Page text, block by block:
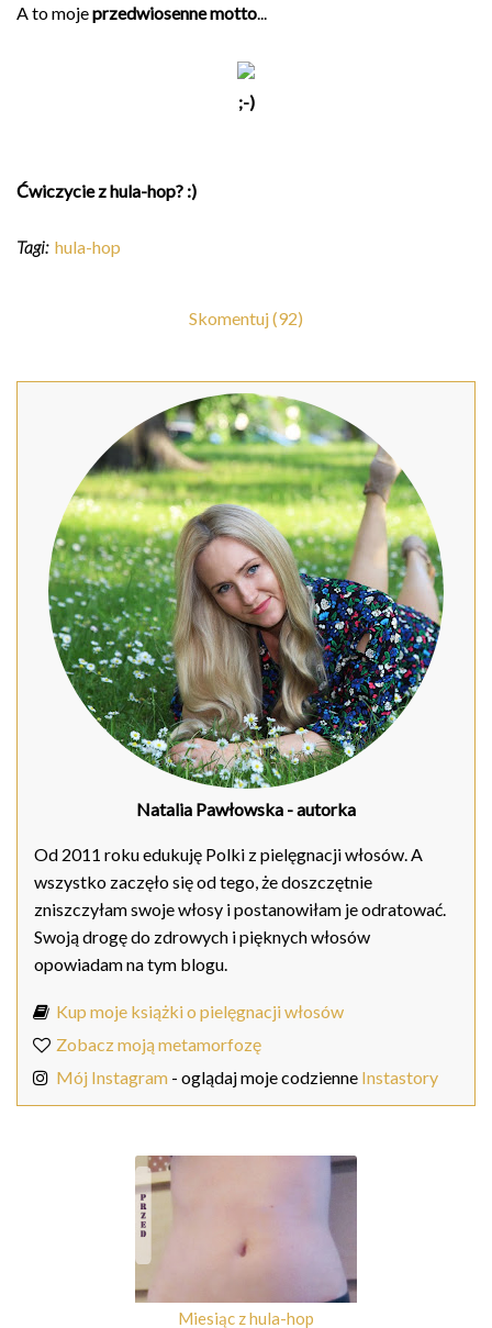
A to mojeprzedwiosenne motto...
;-)
Ćwiczycie z hula-hop? :)
Tagi: hula-hop
Skomentuj (92)
Natalia Pawłowska - autorka
Od 2011 roku edukuję Polki z pielęgnacji włosów. A
wszystko zaczęło się od tego, że doszczętnie
zniszczyłam swoje włosy i postanowiłam je odratować.
Swoją drogę do zdrowych i pięknych włosów
opowiadam na tym blogu.
Kup moje książki o pielęgnacji włosów
Zobacz moją metamorfozę
Mój Instagram - oglądaj moje codzienne Instastory
Miesiąc z hula-hop